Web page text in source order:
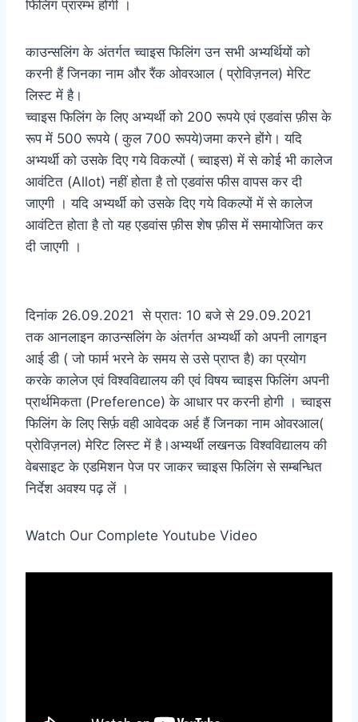
फिलिंग प्रारम्भ होगी ।
काउन्सलिंग के अंतर्गत च्वाइस फिलिंग उन सभी अभ्यर्थियों को
करनी हैं जिनका नाम और रैंक ओवरआल ( प्रोविज़नल) मेरिट
लिस्ट में है।
च्वाइस फिलिंग के लिए अभ्यर्थी को 200 रूपये एवं एडवांस फ़ीस के
रूप में 500 रूपये ( कुल 700 रूपये)जमा करने होंगे। यदि
अभ्यर्थी को उसके दिए गये विकल्पों ( च्वाइस) में से कोई भी कालेज
आवंटित (Allot) नहीं होता है तो एडवांस फीस वापस कर दी
जाएगी । यदि अभ्यर्थी को उसके दिए गये विकल्पों में से कालेज
आवंटित होता है तो यह एडवांस फ़ीस शेष फ़ीस में समायोजित कर
दी जाएगी ।
दिनांक 26.09.2021 से प्रात: 10 बजे से 29.09.2021
तक आनलाइन काउन्सलिंग के अंतर्गत अभ्यर्थी को अपनी लागइन
आई डी ( जो फार्म भरने के समय से उसे प्राप्त है) का प्रयोग
करके कालेज एवं विश्वविद्यालय की एवं विषय च्वाइस फिलिंग अपनी
प्रार्थमिकता (Preference) के आधार पर करनी होगी । च्वाइस
फिलिंग के लिए सिर्फ़ वही आवेदक अर्ह हैं जिनका नाम ओवरआल(
प्रोविज़नल) मेरिट लिस्ट में है।अभ्यर्थी लखनऊ विश्वविद्यालय की
वेबसाइट के एडमिशन पेज पर जाकर च्वाइस फिलिंग से सम्बन्धित
निर्देश अवश्य पढ़ लें ।
Watch Our Complete Youtube Video